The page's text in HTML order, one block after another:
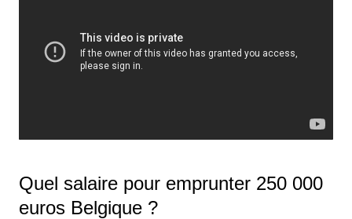
Quel salaire pour emprunter 250 000
euros Belgique ?